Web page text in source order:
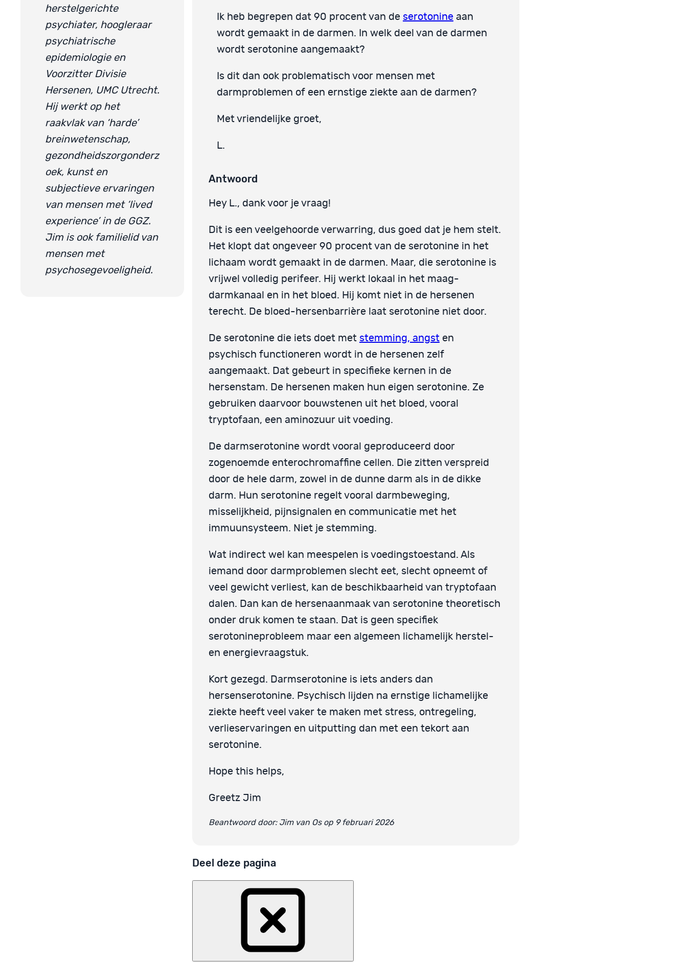
herstelgerichte
psychiater, hoogleraar
psychiatrische
epidemiologie en
Voorzitter Divisie
Hersenen, UMC Utrecht.
Hij werkt op het
raakvlak van ‘harde’
breinwetenschap,
gezondheidszorgonderz
oek, kunst en
subjectieve ervaringen
van mensen met ‘lived
experience’ in de GGZ.
Jim is ook familielid van
mensen met
psychosegevoeligheid.
Ik heb begrepen dat 90 procent van de serotonine aan
wordt gemaakt in de darmen. In welk deel van de darmen
wordt serotonine aangemaakt?
Is dit dan ook problematisch voor mensen met
darmproblemen of een ernstige ziekte aan de darmen?
Met vriendelijke groet,
L.
Antwoord
Hey L., dank voor je vraag!
Dit is een veelgehoorde verwarring, dus goed dat je hem stelt.
Het klopt dat ongeveer 90 procent van de serotonine in het
lichaam wordt gemaakt in de darmen. Maar, die serotonine is
vrijwel volledig perifeer. Hij werkt lokaal in het maag-
darmkanaal en in het bloed. Hij komt niet in de hersenen
terecht. De bloed-hersenbarrière laat serotonine niet door.
De serotonine die iets doet met stemming, angst en
psychisch functioneren wordt in de hersenen zelf
aangemaakt. Dat gebeurt in specifieke kernen in de
hersenstam. De hersenen maken hun eigen serotonine. Ze
gebruiken daarvoor bouwstenen uit het bloed, vooral
tryptofaan, een aminozuur uit voeding.
De darmserotonine wordt vooral geproduceerd door
zogenoemde enterochromaffine cellen. Die zitten verspreid
door de hele darm, zowel in de dunne darm als in de dikke
darm. Hun serotonine regelt vooral darmbeweging,
misselijkheid, pijnsignalen en communicatie met het
immuunsysteem. Niet je stemming.
Wat indirect wel kan meespelen is voedingstoestand. Als
iemand door darmproblemen slecht eet, slecht opneemt of
veel gewicht verliest, kan de beschikbaarheid van tryptofaan
dalen. Dan kan de hersenaanmaak van serotonine theoretisch
onder druk komen te staan. Dat is geen specifiek
serotonineprobleem maar een algemeen lichamelijk herstel-
en energievraagstuk.
Kort gezegd. Darmserotonine is iets anders dan
hersenserotonine. Psychisch lijden na ernstige lichamelijke
ziekte heeft veel vaker te maken met stress, ontregeling,
verlieservaringen en uitputting dan met een tekort aan
serotonine.
Hope this helps,
Greetz Jim
Beantwoord door: Jim van Os op 9 februari 2026
Deel deze pagina